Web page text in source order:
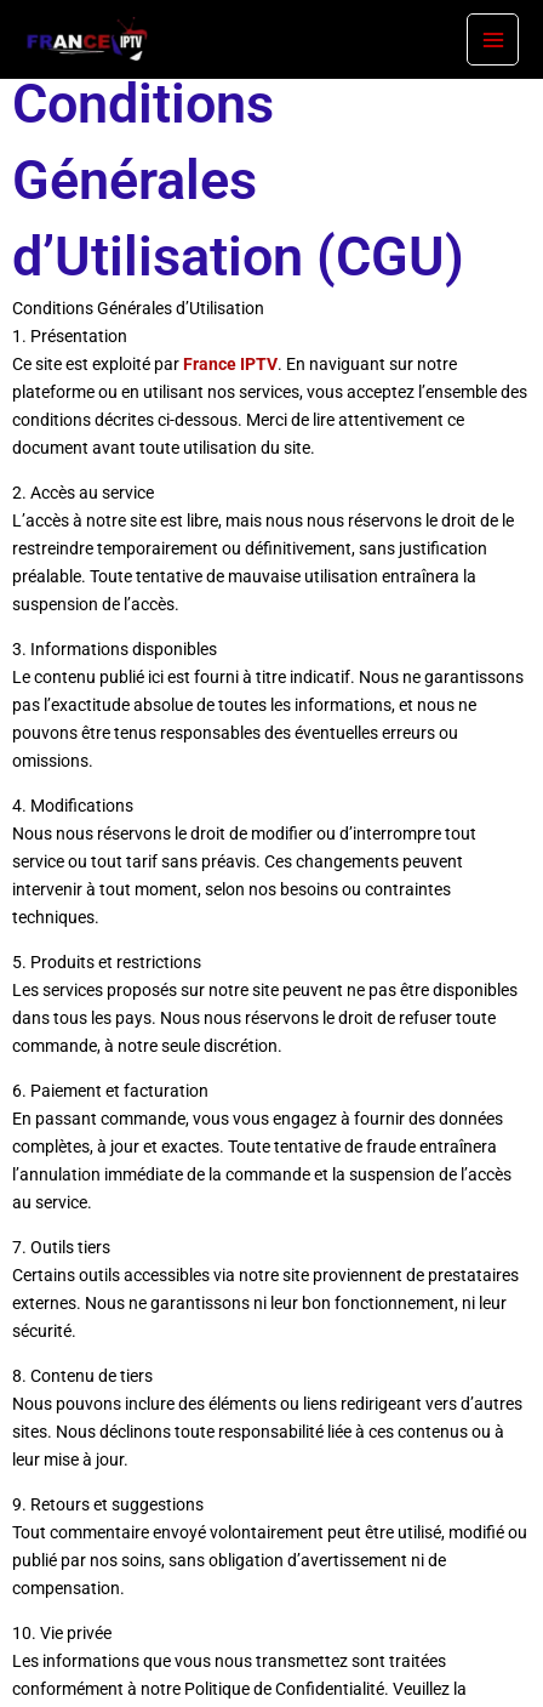
Conditions Générales d’Utilisation
Conditions
Générales
d’Utilisation (CGU)
Conditions Générales d’Utilisation
1. Présentation
Ce site est exploité parFrance IPTV. En naviguant sur notre
plateforme ou en utilisant nos services, vous acceptez l’ensemble des
conditions décrites ci-dessous. Merci de lire attentivement ce
document avant toute utilisation du site.
2. Accès au service
L’accès à notre site est libre, mais nous nous réservons le droit de le
restreindre temporairement ou définitivement, sans justification
préalable. Toute tentative de mauvaise utilisation entraînera la
suspension de l’accès.
3. Informations disponibles
Le contenu publié ici est fourni à titre indicatif. Nous ne garantissons
pas l’exactitude absolue de toutes les informations, et nous ne
pouvons être tenus responsables des éventuelles erreurs ou
omissions.
4. Modifications
Nous nous réservons le droit de modifier ou d’interrompre tout
service ou tout tarif sans préavis. Ces changements peuvent
intervenir à tout moment, selon nos besoins ou contraintes
techniques.
5. Produits et restrictions
Les services proposés sur notre site peuvent ne pas être disponibles
dans tous les pays. Nous nous réservons le droit de refuser toute
commande, à notre seule discrétion.
6. Paiement et facturation
En passant commande, vous vous engagez à fournir des données
complètes, à jour et exactes. Toute tentative de fraude entraînera
l’annulation immédiate de la commande et la suspension de l’accès
au service.
7. Outils tiers
Certains outils accessibles via notre site proviennent de prestataires
externes. Nous ne garantissons ni leur bon fonctionnement, ni leur
sécurité.
8. Contenu de tiers
Nous pouvons inclure des éléments ou liens redirigeant vers d’autres
sites. Nous déclinons toute responsabilité liée à ces contenus ou à
leur mise à jour.
9. Retours et suggestions
Tout commentaire envoyé volontairement peut être utilisé, modifié ou
publié par nos soins, sans obligation d’avertissement ni de
compensation.
10. Vie privée
Les informations que vous nous transmettez sont traitées
conformément à notre Politique de Confidentialité. Veuillez la